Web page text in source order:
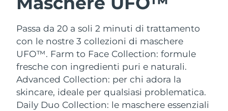
Passa da 20 a soli 2 minuti di trattamento
con le nostre 3 collezioni di maschere
UFO™. Farm to Face Collection: formule
fresche con ingredienti puri e naturali.
Advanced Collection: per chi adora la
skincare, ideale per qualsiasi problematica.
Daily Duo Collection: le maschere essenziali